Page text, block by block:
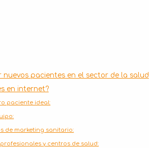
pacientes en el sector de la salud
en internet?
paciente ideal:
de marketing sanitario:
y centros de salud: